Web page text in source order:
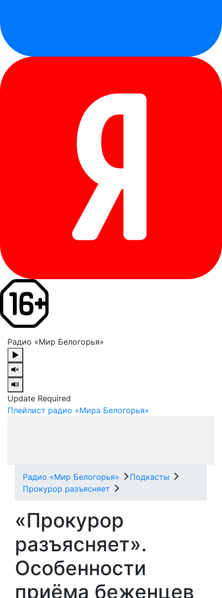
Радио «Мир Белогорья»
Update Required
Плейлист радио «Мира Белогорья»
Радио «Мир Белогорья»
Подкасты
Прокурор разъясняет
«Прокурор
разъясняет».
Особенности
приёма беженцев